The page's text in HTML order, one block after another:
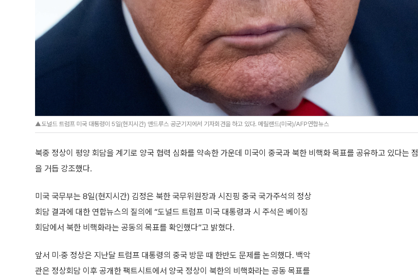
▲도널드 트럼프 미국 대통령이 5일(현지시간) 앤드루스 공군기지에서 기자회견을 하고 있다. 메릴랜드(미국)/AFP연합뉴스
북중 정상이 평양 회담을 계기로 양국 협력 심화를 약속한 가운데 미국이 중국과 북한 비핵화 목표를 공유하고 있다는 점
을 거듭 강조했다.
미국 국무부는 8일(현지시간) 김정은 북한 국무위원장과 시진핑 중국 국가주석의 정상
회담 결과에 대한 연합뉴스의 질의에 “도널드 트럼프 미국 대통령과 시 주석은 베이징
회담에서 북한 비핵화라는 공동의 목표를 확인했다”고 밝혔다.
앞서 미·중 정상은 지난달 트럼프 대통령의 중국 방문 때 한반도 문제를 논의했다. 백악
관은 정상회담 이후 공개한 팩트시트에서 양국 정상이 북한의 비핵화라는 공동 목표를